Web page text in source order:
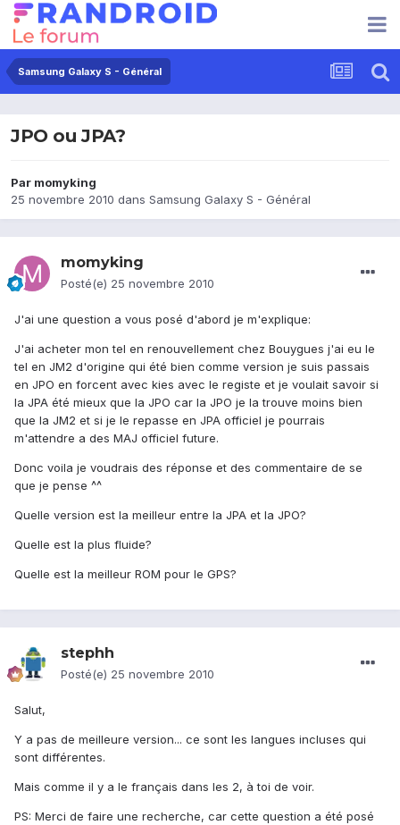
Samsung Galaxy S - Général
JPO ou JPA?
Par momyking
25 novembre 2010 dans Samsung Galaxy S - Général
momyking
Posté(e) 25 novembre 2010
J'ai une question a vous posé d'abord je m'explique:
J'ai acheter mon tel en renouvellement chez Bouygues j'ai eu le
tel en JM2 d'origine qui été bien comme version je suis passais
en JPO en forcent avec kies avec le registe et je voulait savoir si
la JPA été mieux que la JPO car la JPO je la trouve moins bien
que la JM2 et si je le repasse en JPA officiel je pourrais
m'attendre a des MAJ officiel future.
Donc voila je voudrais des réponse et des commentaire de se
que je pense ^^
Quelle version est la meilleur entre la JPA et la JPO?
Quelle est la plus fluide?
Quelle est la meilleur ROM pour le GPS?
stephh
Posté(e) 25 novembre 2010
Salut,
Y a pas de meilleure version... ce sont les langues incluses qui
sont différentes.
Mais comme il y a le français dans les 2, à toi de voir.
PS: Merci de faire une recherche, car cette question a été posé